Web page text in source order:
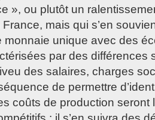
», ou plutôt un
mais qui s’en
monnaie unique avec des
par des différences
des salaires, charges
de permettre
coûts de production seront